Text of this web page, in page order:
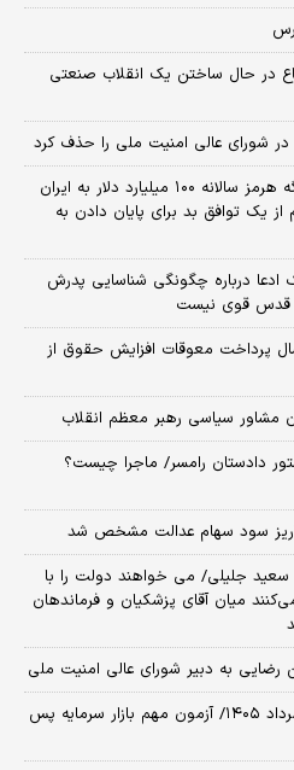
در حال ساختن یک انقلاب صنعتی
شورای عالی امنیت ملی را حذف کرد
توافق پیشنهادی برای بازگشایی تنگه هرمز سالانه ۱۰۰ میلیارد دلار به ایران
یک توافق بد برای پایان دادن به
ادعا درباره چگونگی شناسایی پدرش
قدس قوی نیست
پرداخت معوقات افزایش حقوق از
مشاور سیاسی رهبر معظم انقلاب
دادستان رامسر/ ماجرا چیست؟
سود سهام عدالت مشخص شد
سعید جلیلی/ می خواهند دولت را با
میان آقای پزشکیان و فرماندهان
به دبیر شورای عالی امنیت ملی
​پیش‌بینی بورس فردا دوشنبه ۱۹ مرداد ۱۴۰۵/ آزمون مهم بازار سرمایه پس